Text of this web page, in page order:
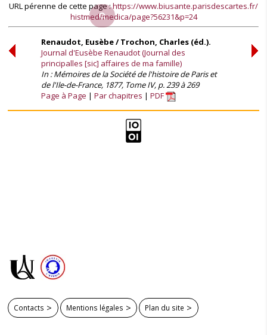
URL pérenne de cette page :https://www.biusante.parisdescartes.fr/
histmed/medica/page?56231&p=24
Renaudot, Eusèbe / Trochon, Charles (éd.).
Journal d'Eusèbe Renaudot (Journal des
principalles [sic] affaires de ma famille)
In : Mémoires de la Société de l'histoire de Paris et
de l'Ile-de-France, 1877, Tome IV, p. 239 à 269
Page à Page
Par chapitres PDF
Contacts Mentions légales Plan du site